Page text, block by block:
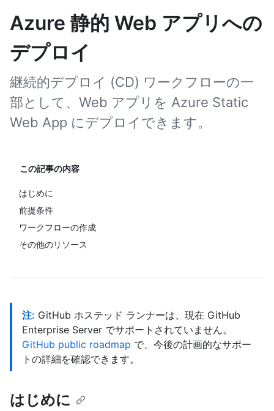
Azure 静的 Web アプリへの
デプロイ
継続的デプロイ (CD) ワークフローの一
部として、Web アプリを Azure Static
Web App にデプロイできます。
この記事の内容
はじめに
前提条件
ワークフローの作成
その他のリソース
注: GitHub ホステッド ランナーは、現在 GitHub
Enterprise Server でサポートされていません。
GitHub public roadmap で、今後の計画的なサポー
トの詳細を確認できます。
はじめに